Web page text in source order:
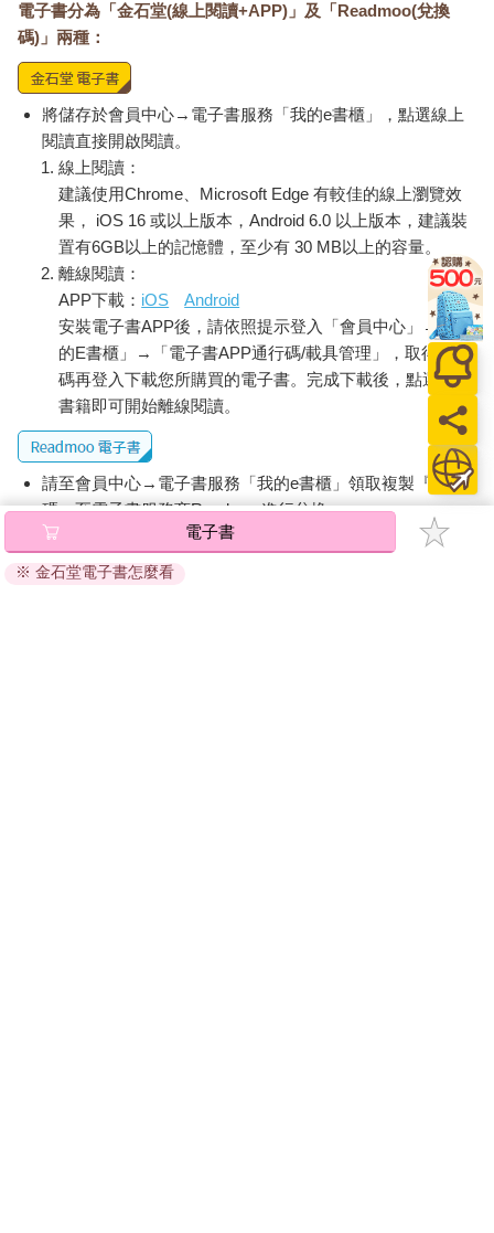
電子書分為「金石堂(線上閱讀+APP)」及「Readmoo(兌換
碼)」兩種：
將儲存於會員中心→電子書服務「我的e書櫃」，點選線上
閱讀直接開啟閱讀。
線上閱讀：
建議使用Chrome、Microsoft Edge 有較佳的線上瀏覽效
果， iOS 16 或以上版本，Android 6.0 以上版本，建議裝
置有6GB以上的記憶體，至少有 30 MB以上的容量。
離線閱讀：
APP下載： iOS
Android
安裝電子書APP後，請依照提示登入「會員中心」→「我
的E書櫃」→「電子書APP通行碼/載具管理」，取得通行
碼再登入下載您所購買的電子書。完成下載後，點選任一
書籍即可開始離線閱讀。
請至會員中心→電子書服務「我的e書櫃」領取複製『兌換
碼』至電子書服務商Readmoo進行兌換。
退換貨須知：
因版權保護，您在金石堂所購買的電子書僅能以金石堂專屬
電子書
※ 金石堂電子書怎麼看